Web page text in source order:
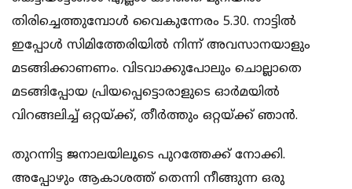
തിരിച്ചെത്തുമ്പോള്‍ വൈകുന്നേരം 5.30. നാട്ടില്‍
ഇപ്പോള്‍ സിമിത്തേരിയില്‍ നിന്ന് അവസാനയാളും
മടങ്ങിക്കാണണം. വിടവാക്കുപോലും ചൊല്ലാതെ
മടങ്ങിപ്പോയ പ്രിയപ്പെട്ടൊരാളുടെ ഓര്‍മയില്‍
വിറങ്ങലിച്ച് ഒറ്റയ്ക്ക്, തീര്‍ത്തും ഒറ്റയ്ക്ക് ഞാന്‍.
തുറന്നിട്ട ജനാലയിലൂടെ പുറത്തേക്ക് നോക്കി.
അപ്പോഴും ആകാശത്ത് തെന്നി നീങ്ങുന്ന ഒരു